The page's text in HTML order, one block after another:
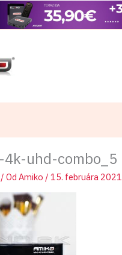
uhd-combo_5
/ Od Amiko /15. februára 2021